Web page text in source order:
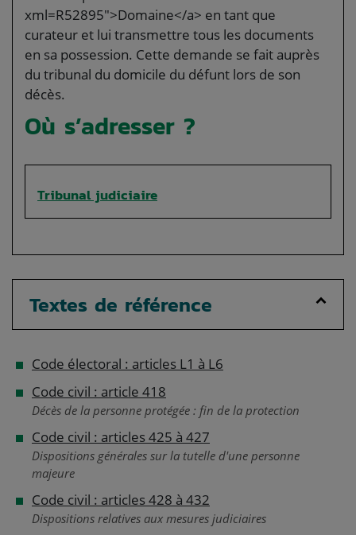
xml=R52895">Domaine</a> en tant que
curateur et lui transmettre tous les documents
en sa possession. Cette demande se fait auprès
du tribunal du domicile du défunt lors de son
décès.
Où s’adresser ?
Tribunal judiciaire
Textes de référence
Code électoral : articles L1 à L6
Code civil : article 418
Décès de la personne protégée : fin de la protection
Code civil : articles 425 à 427
Dispositions générales sur la tutelle d'une personne
majeure
Code civil : articles 428 à 432
Dispositions relatives aux mesures judiciaires